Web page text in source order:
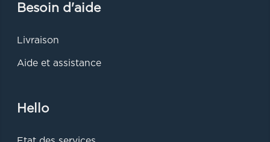
Besoin d'aide
Livraison
Aide et assistance
Hello